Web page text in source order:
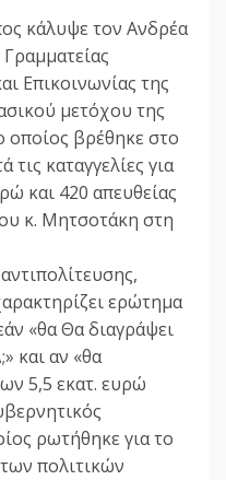
κάλυψε τον Ανδρέα
Επικοινωνίας της
μετόχου της
οποίος βρέθηκε στο
καταγγελίες για
και 420 απευθείας
κ. Μητσοτάκη στη
ερώτημα
«θα Θα διαγράψει
και αν «θα
5,5 εκατ. ευρώ
ρωτήθηκε για το
πολιτικών